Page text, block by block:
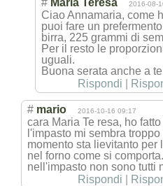
# Maria Teresa 2016-08-
Ciao Annamaria, come
puoi fare un
birra, 225 grammi di
Per il resto le
uguali.
Buona serata anche a
Rispondi
# mario 2016-10-16 09:17
cara Maria Te resa, ho
l'impasto mi sembra
momento sta lievitanto per
nel forno come si
nell'impasto non sono tutti
Rispondi